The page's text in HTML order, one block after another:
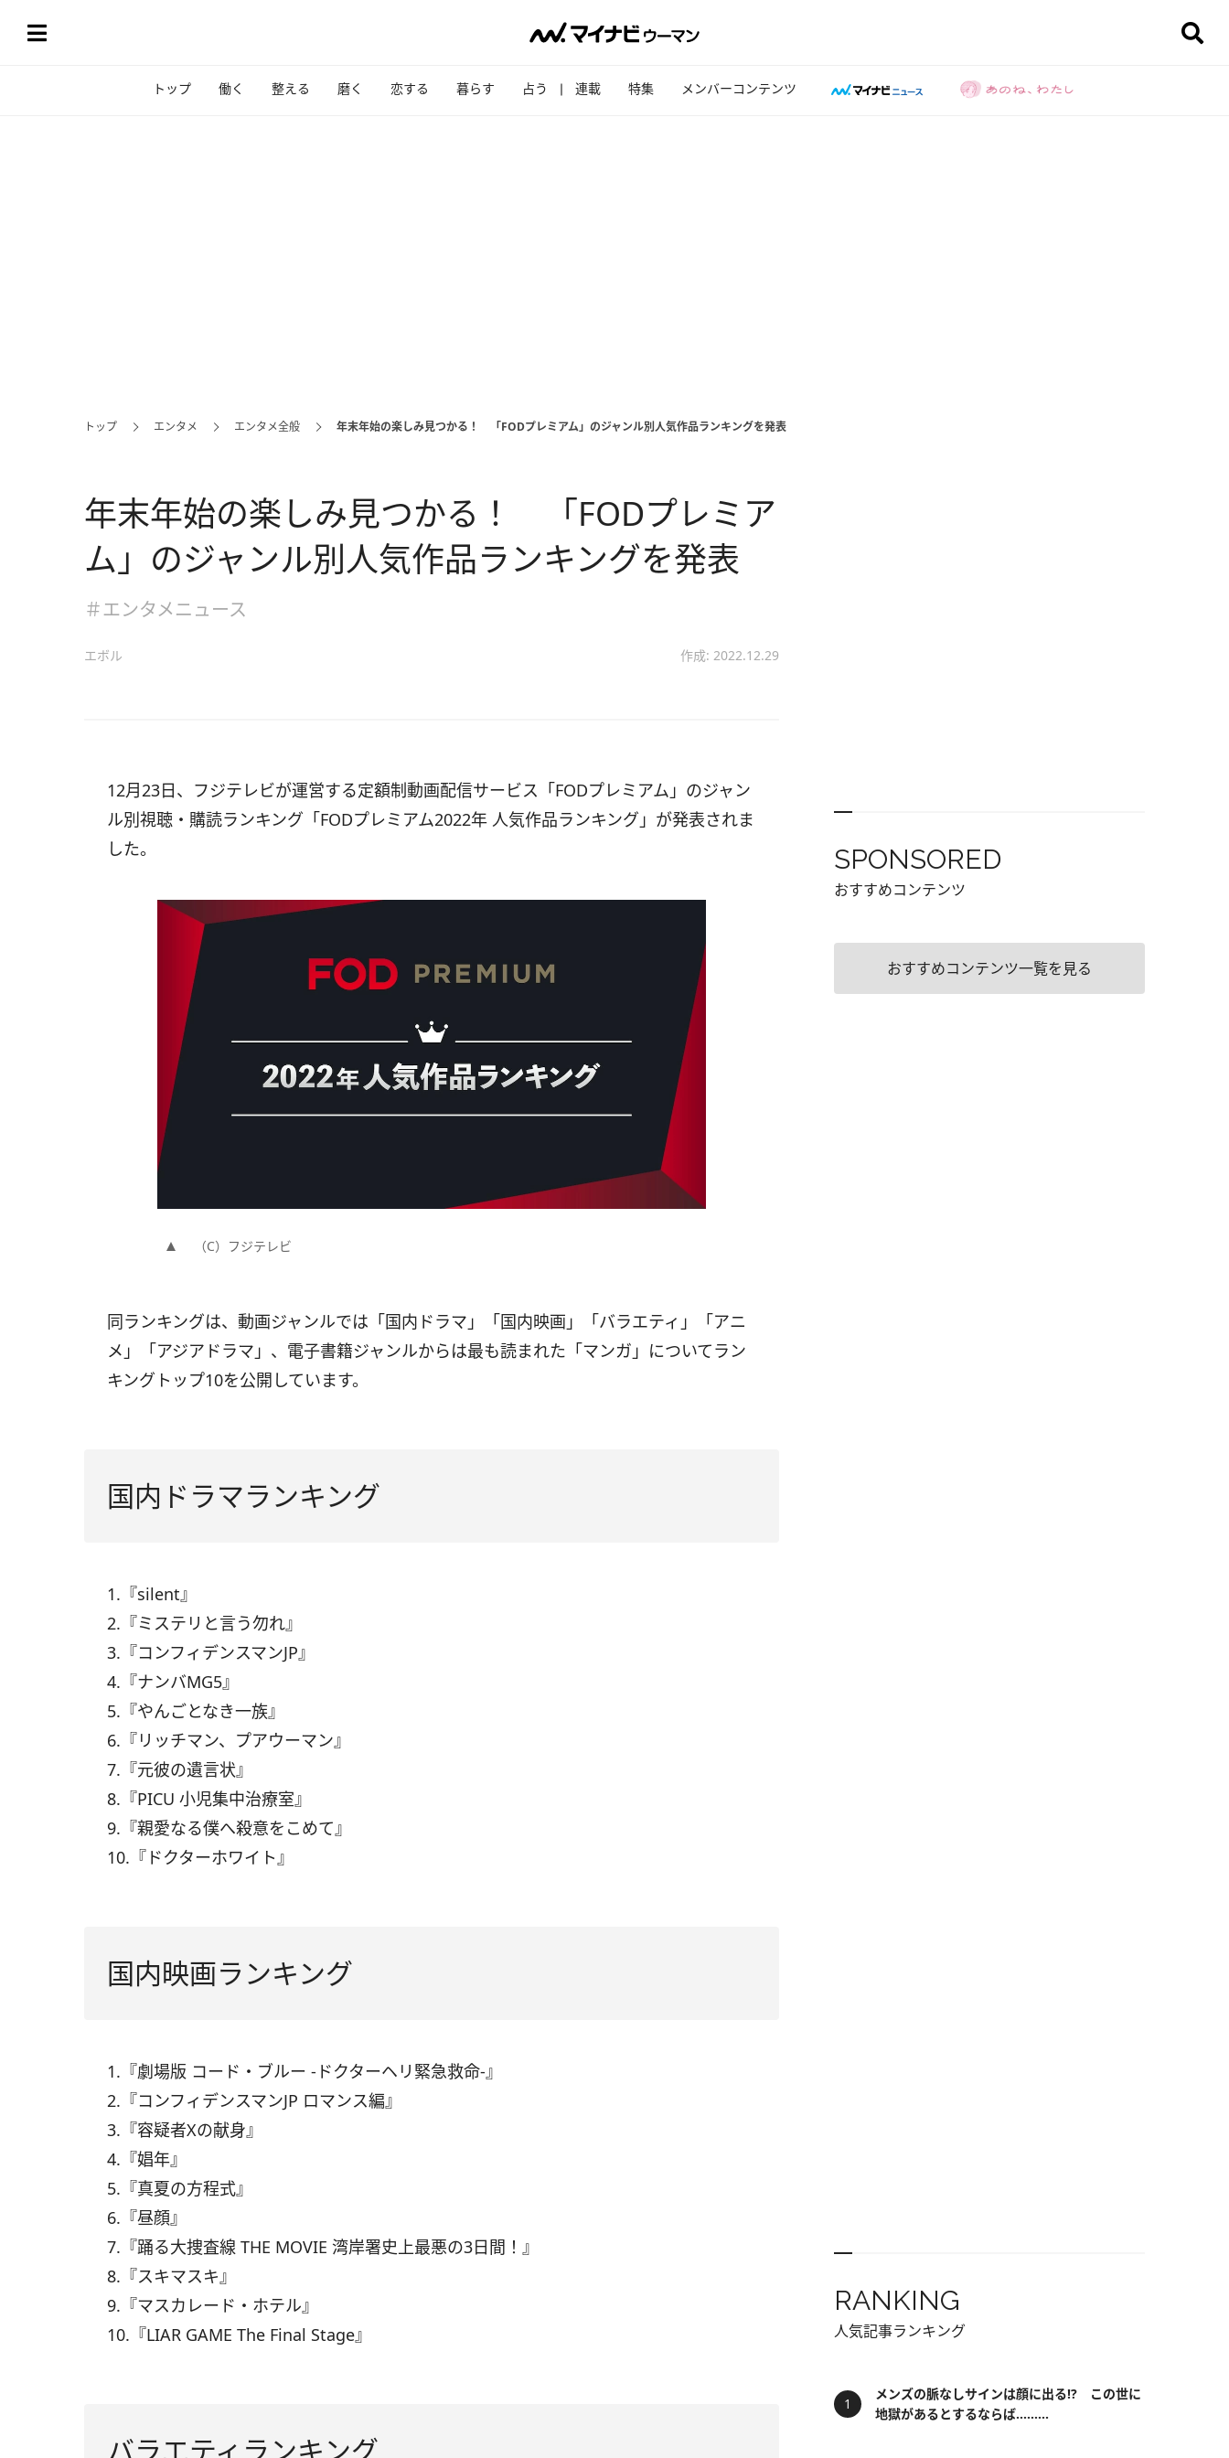
トップ 働く 整える 磨く 恋する 暮らす 占う 連載 特集 メンバーコンテンツ
トップ エンタメ エンタメ全般 年末年始の楽しみ見つかる！ 「FODプレミアム」のジャンル別人気作品ランキングを発表
年末年始の楽しみ見つかる！ 「FODプレミア
ム」のジャンル別人気作品ランキングを発表
＃エンタメニュース
エボル 作成: 2022.12.29
12月23日、フジテレビが運営する定額制動画配信サービス「FODプレミアム」のジャン
ル別視聴・購読ランキング「FODプレミアム2022年 人気作品ランキング」が発表されま
した。
（C）フジテレビ
同ランキングは、動画ジャンルでは「国内ドラマ」「国内映画」「バラエティ」「アニ
メ」「アジアドラマ」、電子書籍ジャンルからは最も読まれた「マンガ」についてラン
キングトップ10を公開しています。
国内ドラマランキング
1.『silent』
2.『ミステリと言う勿れ』
3.『コンフィデンスマンJP』
4.『ナンバMG5』
5.『やんごとなき一族』
6.『リッチマン、プアウーマン』
7.『元彼の遺言状』
8.『PICU 小児集中治療室』
9.『親愛なる僕へ殺意をこめて』
10.『ドクターホワイト』
国内映画ランキング
1.『劇場版 コード・ブルー ‐ドクターヘリ緊急救命‐』
2.『コンフィデンスマンJP ロマンス編』
3.『容疑者Xの献身』
4.『娼年』
5.『真夏の方程式』
6.『昼顔』
7.『踊る大捜査線 THE MOVIE 湾岸署史上最悪の3日間！』
8.『スキマスキ』
9.『マスカレード・ホテル』
10.『LIAR GAME The Final Stage』
バラエティランキング
SPONSORED
おすすめコンテンツ
おすすめコンテンツ一覧を見る
RANKING
人気記事ランキング
メンズの脈なしサインは顔に出る!? この世に
地獄があるとするならば……...